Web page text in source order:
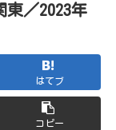
東／2023年
はてブ
コピー